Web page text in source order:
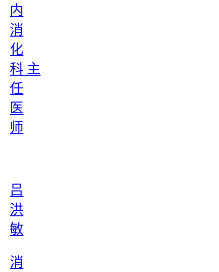
内
消
化
科 主
任
医
师
吕
洪
敏
消